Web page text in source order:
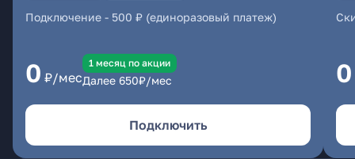
Подключение - 500 ₽ (единоразовый платеж)
0 ₽/мес
1 месяц по акции
Далее 650₽/мес
Подключить
0